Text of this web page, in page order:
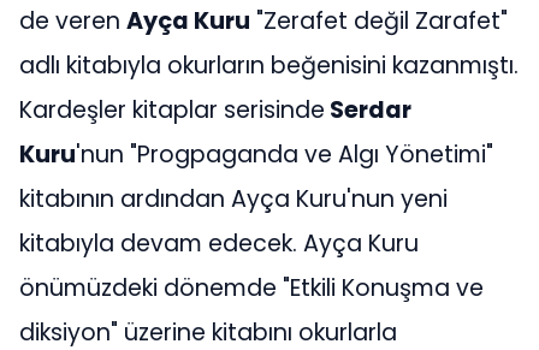
de veren Ayça Kuru "Zerafet değil Zarafet"
adlı kitabıyla okurların beğenisini kazanmıştı.
Kardeşler kitaplar serisinde Serdar
Kuru'nun "Progpaganda ve Algı Yönetimi"
kitabının ardından Ayça Kuru'nun yeni
kitabıyla devam edecek. Ayça Kuru
önümüzdeki dönemde "Etkili Konuşma ve
diksiyon" üzerine kitabını okurlarla